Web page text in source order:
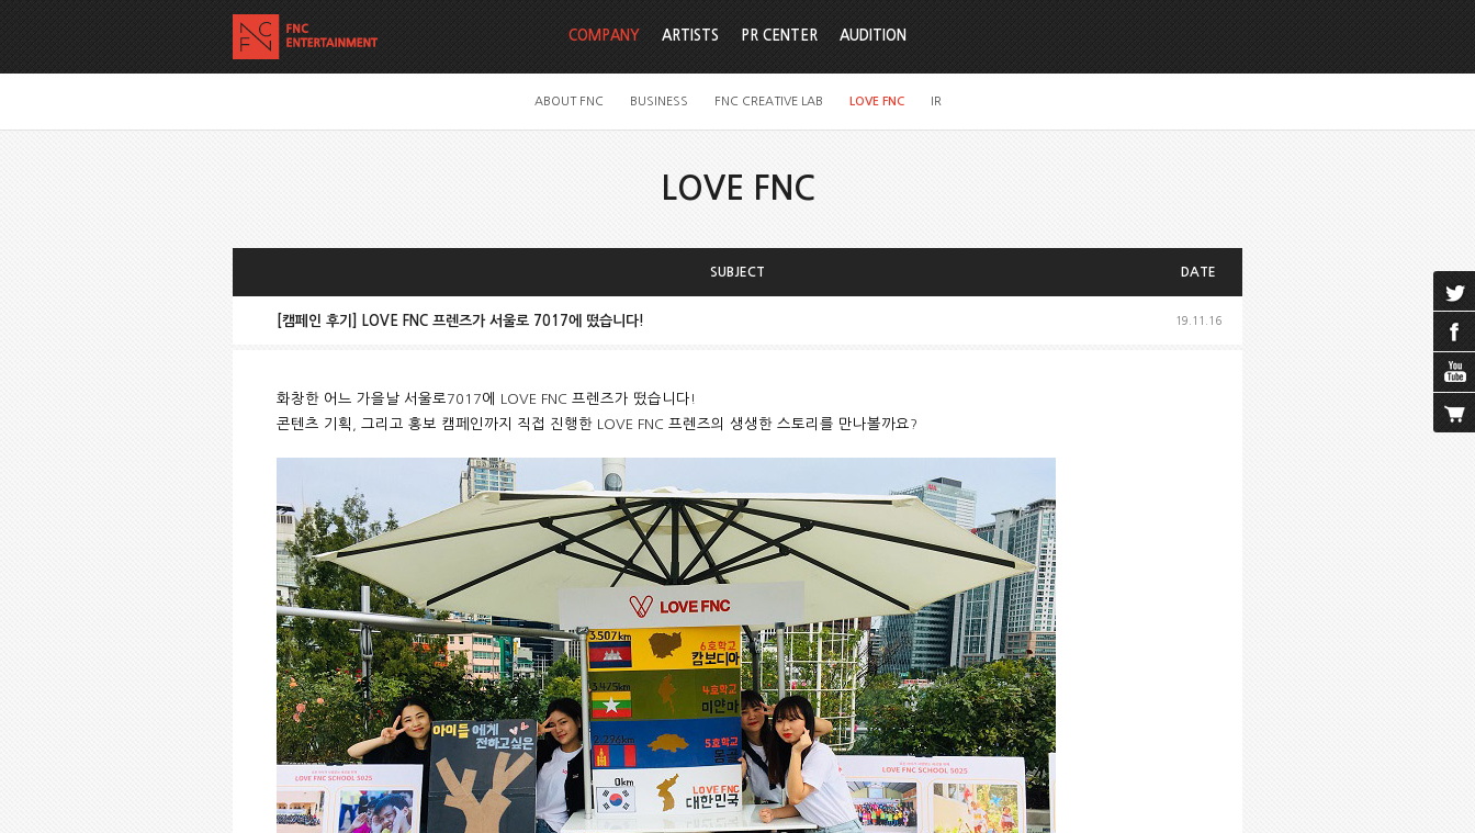
COMPANY
ABOUT FNC BUSINESS FNC CREATIVE LAB LOVE FNC IR
ARTISTS PR CENTER AUDITION
LOVE FNC
SUBJECT DATE
[캠페인 후기] LOVE FNC 프렌즈가 서울로 7017에 떴습니다! 19.11.16
화창한 어느 가을날 서울로7017에 LOVE FNC 프렌즈가 떴습니다 !
콘텐츠 기획
그리고 홍보 캠페인까지 직접 진행한 LOVE FNC 프렌즈의 생생한 스토리를 만나볼까요?